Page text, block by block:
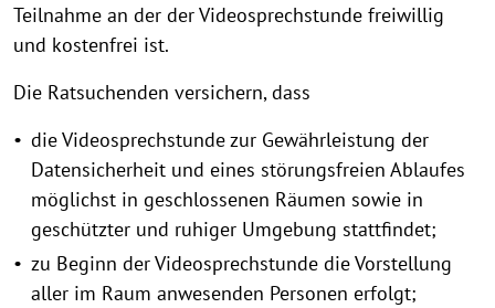
Teilnahme an der der Videosprechstunde freiwillig
und kostenfrei ist.
Die Ratsuchenden versichern, dass
die Videosprechstunde zur Gewährleistung der
Datensicherheit und eines störungsfreien Ablaufes
möglichst in geschlossenen Räumen sowie in
geschützter und ruhiger Umgebung stattfindet;
zu Beginn der Videosprechstunde die Vorstellung
aller im Raum anwesenden Personen erfolgt;